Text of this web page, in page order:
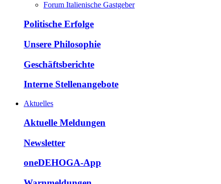
Forum Italienische Gastgeber
Politische Erfolge
Unsere Philosophie
Geschäftsberichte
Interne Stellenangebote
Aktuelles
Aktuelle Meldungen
Newsletter
oneDEHOGA-App